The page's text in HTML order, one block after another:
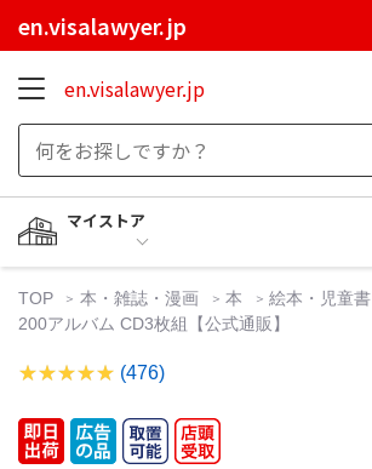
en.visalawyer.jp
en.visalawyer.jp
マイストア
TOP 本・雑誌・漫画 本 絵本・児童書
200アルバム CD3枚組【公式通販】
(476)